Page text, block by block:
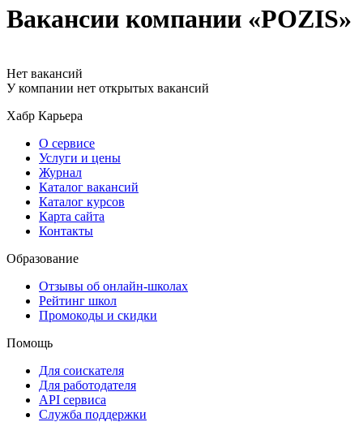
Вакансии компании «POZIS»
Нет вакансий
У компании нет открытых вакансий
Хабр Карьера
О сервисе
Услуги и цены
Журнал
Каталог вакансий
Каталог курсов
Карта сайта
Контакты
Образование
Отзывы об онлайн-школах
Рейтинг школ
Промокоды и скидки
Помощь
Для соискателя
Для работодателя
API сервиса
Служба поддержки